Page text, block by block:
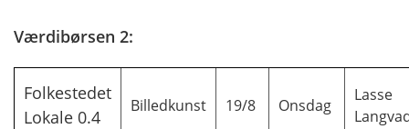
Værdibørsen 2:
Folkestedet
Lokale 0.4
Billedkunst 19/8 Onsdag
Lasse